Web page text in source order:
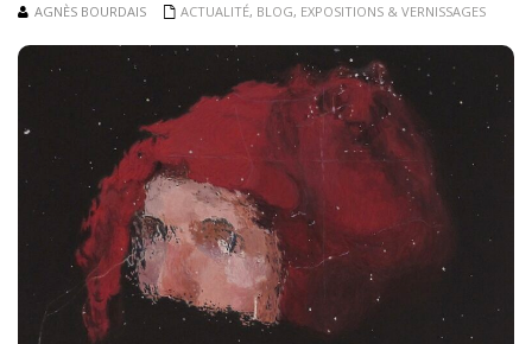
AGNÈS BOURDAIS ACTUALITÉ, BLOG, EXPOSITIONS & VERNISSAGES